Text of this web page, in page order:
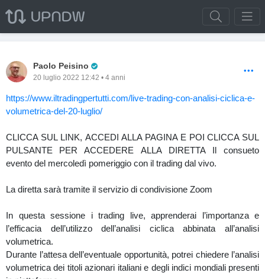
Paolo Peisino
20 luglio 2022 12:42 • 4 anni
https://www.iltradingpertutti.com/live-trading-con-analisi-ciclica-e-
volumetrica-del-20-luglio/
CLICCA SUL LINK, ACCEDI ALLA PAGINA E POI CLICCA SUL
PULSANTE PER ACCEDERE ALLA DIRETTA Il consueto
evento del mercoledì pomeriggio con il trading dal vivo.
La diretta sarà tramite il servizio di condivisione Zoom
In questa sessione i trading live, apprenderai l’importanza e
l’efficacia dell’utilizzo dell’analisi ciclica abbinata all’analisi
volumetrica.
Durante l’attesa dell’eventuale opportunità, potrei chiedere l’analisi
volumetrica dei titoli azionari italiani e degli indici mondiali presenti